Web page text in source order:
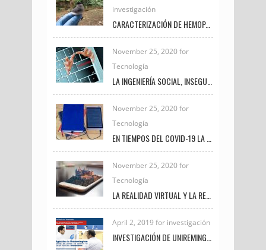
investigación
CARACTERIZACIÓN DE HEMOPARÁSITOS PRESENTES EN AVES SILVESTRES EN EL MUNICIPIO DE FREDONIA DURANTE EL PERIODO 2020 – 2021
November 25, 2020 for
Tecnología
November 25, 2020 for
Tecnología
November 25, 2020 for
Tecnología
April 2, 2019 for investigación